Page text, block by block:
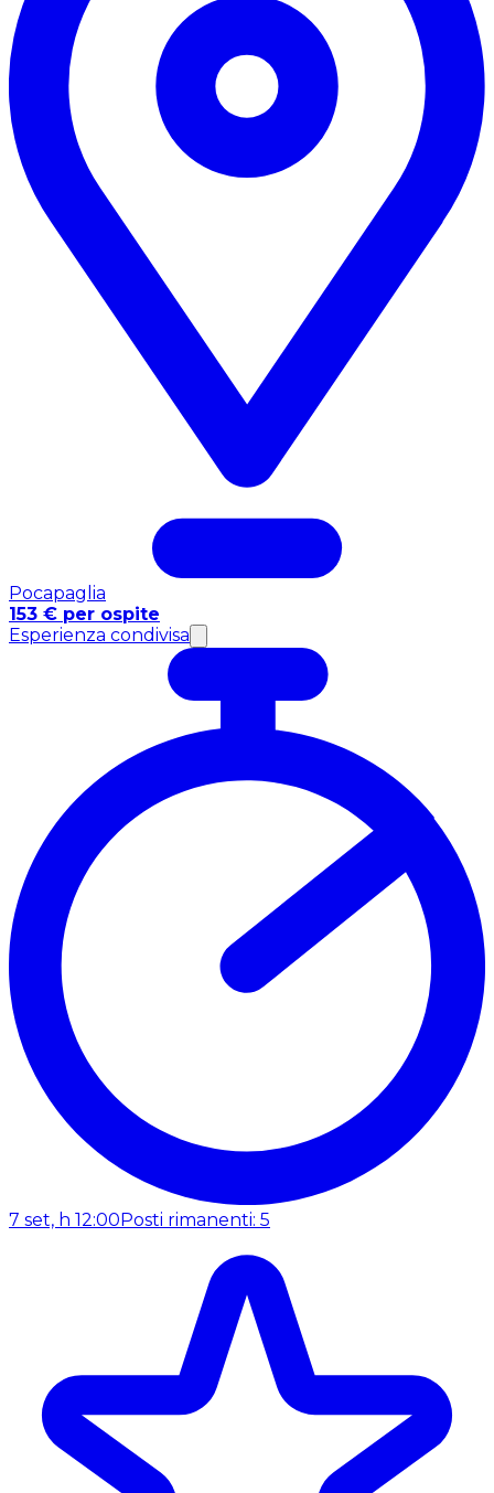
Pocapaglia
153 € per ospite
Esperienza condivisa
7 set, h 12:00Posti rimanenti: 5